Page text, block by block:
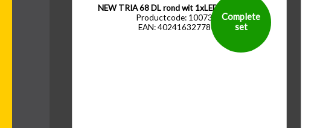
NEW TRIA 68 DL rond wit 1xLED 2700K 60°
Productcode: 1007387
EAN: 4024163277808
Complete
set